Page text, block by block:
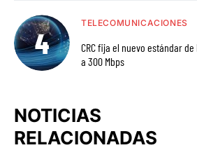
TELECOMUNICACIONES
CRC fija el nuevo estándar
a 300 Mbps
NOTICIAS
RELACIONADAS